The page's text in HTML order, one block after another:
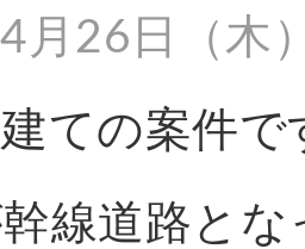
月26日（木
ての案件で
線道路と